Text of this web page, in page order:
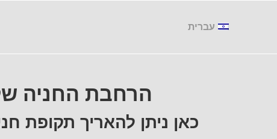
עברית
הרחבת החניה
כאן ניתן להאריך תקופת